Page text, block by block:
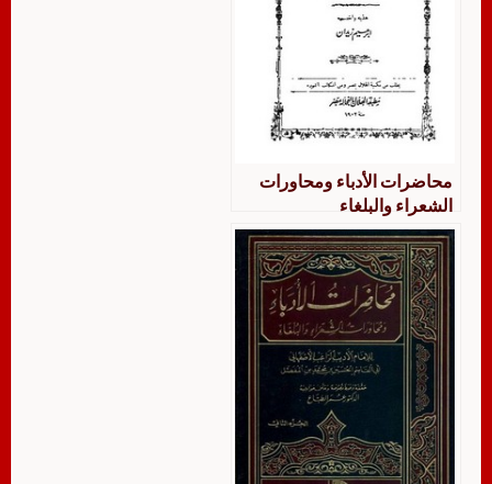
محاضرات الأدباء ومحاورات
الشعراء والبلغاء